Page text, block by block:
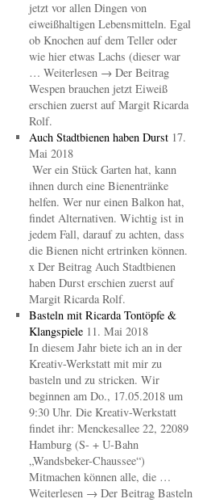
jetzt vor allen Dingen von
eiweißhaltigen Lebensmitteln. Egal
ob Knochen auf dem Teller oder
wie hier etwas Lachs (dieser war
… Weiterlesen → Der Beitrag
Wespen brauchen jetzt Eiweiß
erschien zuerst auf Margit Ricarda
Rolf.
Auch Stadtbienen haben Durst 17.
Mai 2018
Wer ein Stück Garten hat, kann
ihnen durch eine Bienentränke
helfen. Wer nur einen Balkon hat,
findet Alternativen. Wichtig ist in
jedem Fall, darauf zu achten, dass
die Bienen nicht ertrinken können.
x Der Beitrag Auch Stadtbienen
haben Durst erschien zuerst auf
Margit Ricarda Rolf.
Basteln mit Ricarda Tontöpfe &
Klangspiele 11. Mai 2018
In diesem Jahr biete ich an in der
Kreativ-Werkstatt mit mir zu
basteln und zu stricken. Wir
beginnen am Do., 17.05.2018 um
9:30 Uhr. Die Kreativ-Werkstatt
findet ihr: Menckesallee 22, 22089
Hamburg (S- + U-Bahn
„Wandsbeker-Chaussee“)
Mitmachen können alle, die …
Weiterlesen → Der Beitrag Basteln